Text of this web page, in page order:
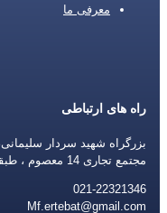
معرفی ما
راه های ارتباطی
بزرگراه شهید سردار
مجتمع تجاری 14 معصوم ، طبقه 3، واحد 3
021-22321346
Mf.ertebat@gmail.com